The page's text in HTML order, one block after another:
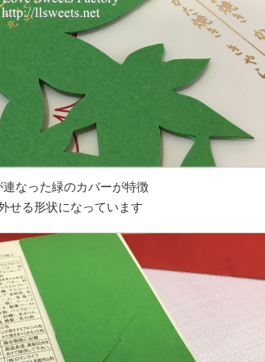
なった緑のカバーが特徴
せる形状になっています